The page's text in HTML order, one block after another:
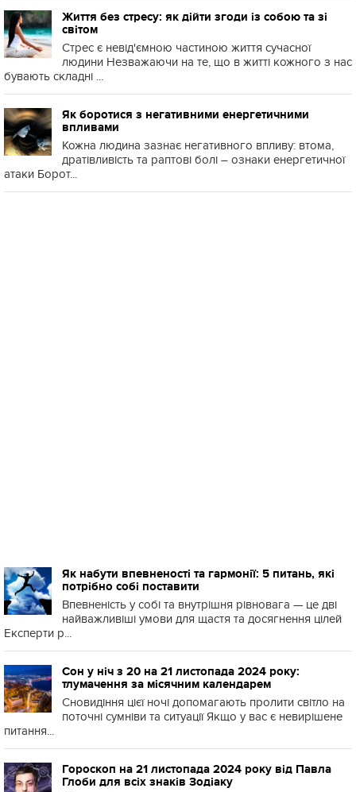
Життя без стресу: як дійти згоди із собою та зі
світом
Стрес є невід'ємною частиною життя сучасної
людини Незважаючи на те, що в житті кожного з нас
бувають складні ...
Як боротися з негативними енергетичними
впливами
Кожна людина зазнає негативного впливу: втома,
дратівливість та раптові болі – ознаки енергетичної
атаки Борот...
Як набути впевненості та гармонії: 5 питань, які
потрібно собі поставити
Впевненість у собі та внутрішня рівновага — це дві
найважливіші умови для щастя та досягнення цілей
Експерти р...
Сон у ніч з 20 на 21 листопада 2024 року:
тлумачення за місячним календарем
Сновидіння цієї ночі допомагають пролити світло на
поточні сумніви та ситуації Якщо у вас є невирішене
питання...
Гороскоп на 21 листопада 2024 року від Павла
Глоби для всіх знаків Зодіаку